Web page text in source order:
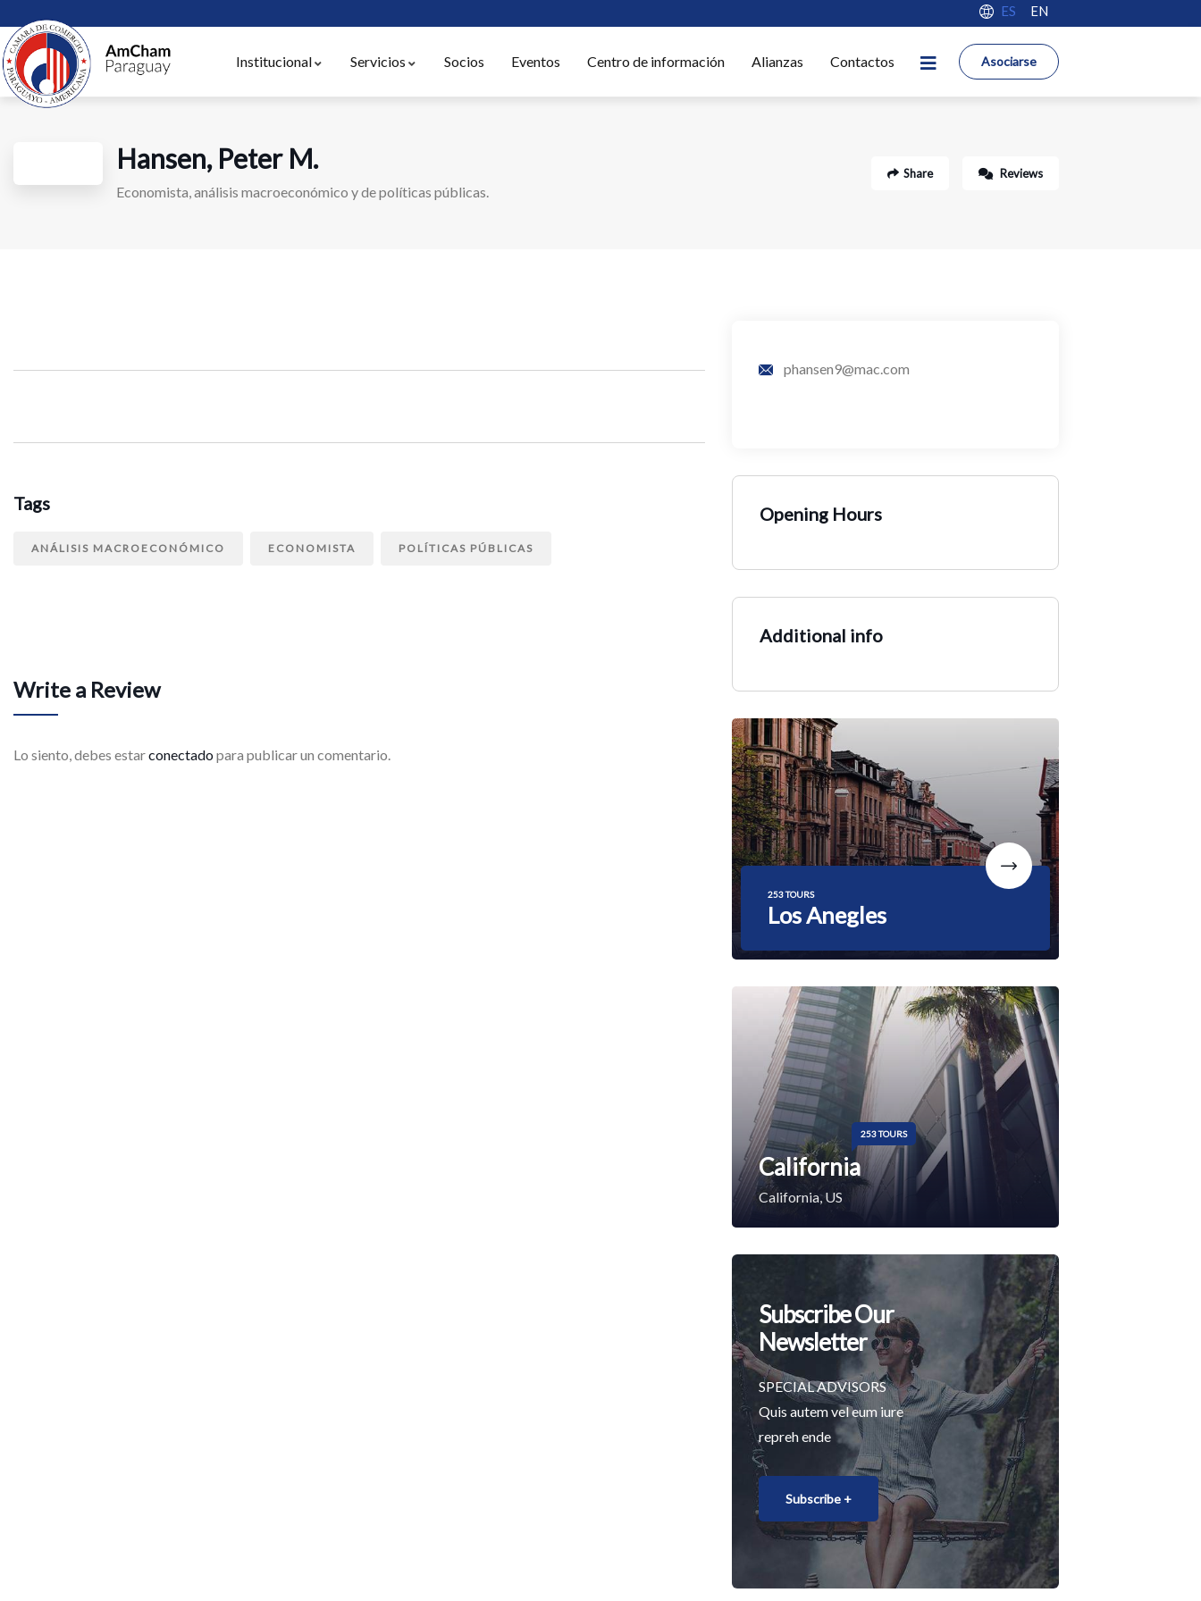
Institucional Servicios Socios Eventos Centro de información Alianzas Contactos
ES EN
Asociarse
Hansen, Peter M.
Economista, análisis macroeconómico y de políticas públicas.
Share Reviews
Tags
ANÁLISIS MACROECONÓMICO ECONOMISTA POLÍTICAS PÚBLICAS
Write a Review
Lo siento, debes estarconectadopara publicar un comentario.
phansen9@mac.com
Opening Hours
Additional info
253 TOURS
Los Anegles
253 TOURS
California
California, US
Subscribe Our
Newsletter
SPECIAL ADVISORS
Quis autem vel eum iure
repreh ende
Subscribe +